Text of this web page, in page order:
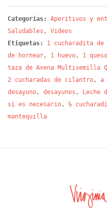
Categorías: Aperitivos y
Saludables , Videos
Etiquetas:
1 cucharadita de
de hornear, 1 huevo, 1
taza de Avena Multisemilla
2 cucharadas de cilantro, a
desayuno, desayunos , Leche
si es necesario, ½
mantequilla